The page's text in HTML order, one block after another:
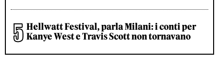
Hellwatt Festival, parla Milani: i conti per
Kanye West e Travis Scott non tornavano